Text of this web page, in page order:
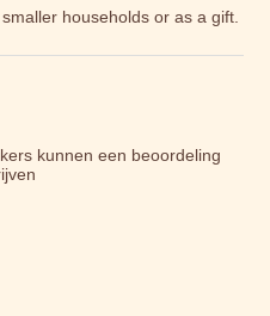
households or as a gift.
kunnen een beoordeling